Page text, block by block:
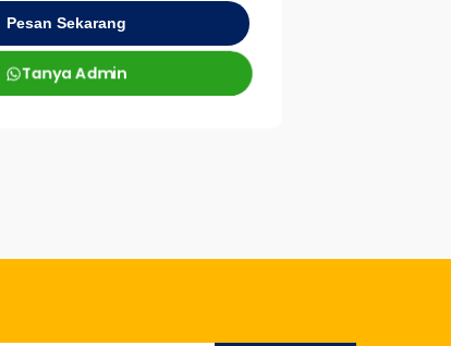
Pesan Sekarang
Tanya Admin